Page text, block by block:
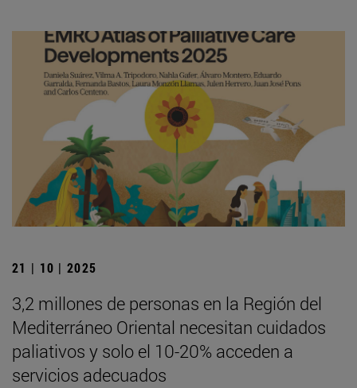
21 | 10 | 2025
3,2 millones de personas en la Región del
Mediterráneo Oriental necesitan cuidados
paliativos y solo el 10-20% acceden a
servicios adecuados